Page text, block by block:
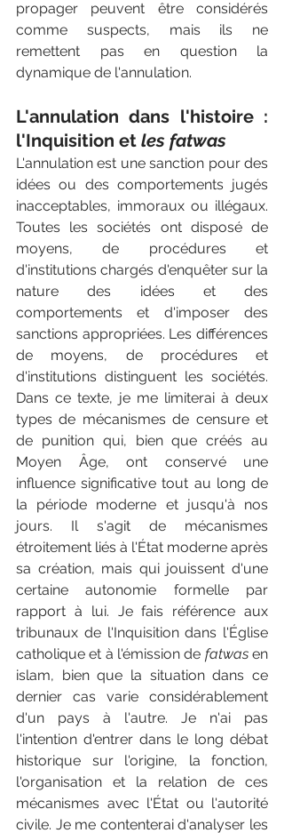
propager peuvent être considérés
comme suspects, mais ils ne
remettent pas en question la
dynamique de l'annulation.
L'annulation dans l'histoire :
l'Inquisition et les fatwas
L'annulation est une sanction pour des
idées ou des comportements jugés
inacceptables, immoraux ou illégaux.
Toutes les sociétés ont disposé de
moyens, de procédures et
d'institutions chargés d'enquêter sur la
nature des idées et des
comportements et d'imposer des
sanctions appropriées. Les différences
de moyens, de procédures et
d'institutions distinguent les sociétés.
Dans ce texte, je me limiterai à deux
types de mécanismes de censure et
de punition qui, bien que créés au
Moyen Âge, ont conservé une
influence significative tout au long de
la période moderne et jusqu'à nos
jours. Il s'agit de mécanismes
étroitement liés à l'État moderne après
sa création, mais qui jouissent d'une
certaine autonomie formelle par
rapport à lui. Je fais référence aux
tribunaux de l'Inquisition dans l'Église
catholique et à l'émission de fatwas en
islam, bien que la situation dans ce
dernier cas varie considérablement
d'un pays à l'autre. Je n'ai pas
l'intention d'entrer dans le long débat
historique sur l'origine, la fonction,
l'organisation et la relation de ces
mécanismes avec l'État ou l'autorité
civile. Je me contenterai d'analyser les